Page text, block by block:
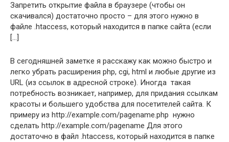
Запретить открытие файла в браузере (чтобы он
скачивался) достаточно просто – для этого нужно в
файле .htaccess, который находится в папке сайта (если
[…]
В сегодняшней заметке я расскажу как можно быстро и
легко убрать расширения php, cgi, html и любые другие из
URL (из ссылок в адресной строке). Иногда такая
потребность возникает, например, для придания ссылкам
красоты и большего удобства для посетителей сайта. К
примеру из http://example.com/pagename.php нужно
сделать http://example.com/pagename Для этого
достаточно в файл .htaccess, который находится в папке